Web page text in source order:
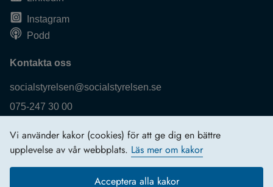
Vi använder kakor (cookies) för att ge dig en bättre
upplevelse av vår webbplats. Läs mer om kakor
Acceptera alla kakor
Instagram
Podd
Kontakta oss
socialstyrelsen@socialstyrelsen.se
075-247 30 00
Logga in
Behandling av personuppgifter